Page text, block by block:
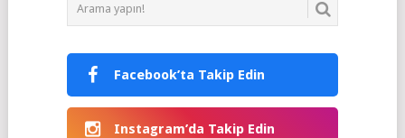
Facebook’ta Takip Edin
Instagram’da Takip Edin